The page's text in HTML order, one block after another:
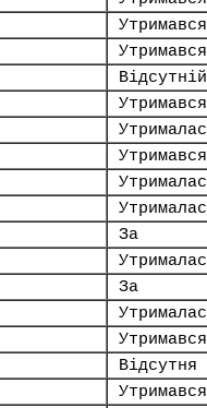
Утримався
Утримався
Відсутній
Утримався
Утримався
За
За
Утримався
Відсутня
Утримався